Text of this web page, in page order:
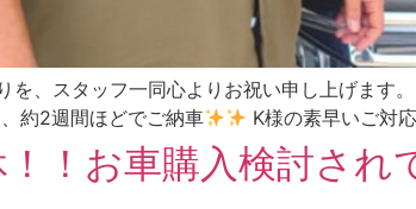
を、スタッフ一同心よりお祝い申し上げます
約2週間ほどでご納車
K様の素早いご対
！お車購入検討さ